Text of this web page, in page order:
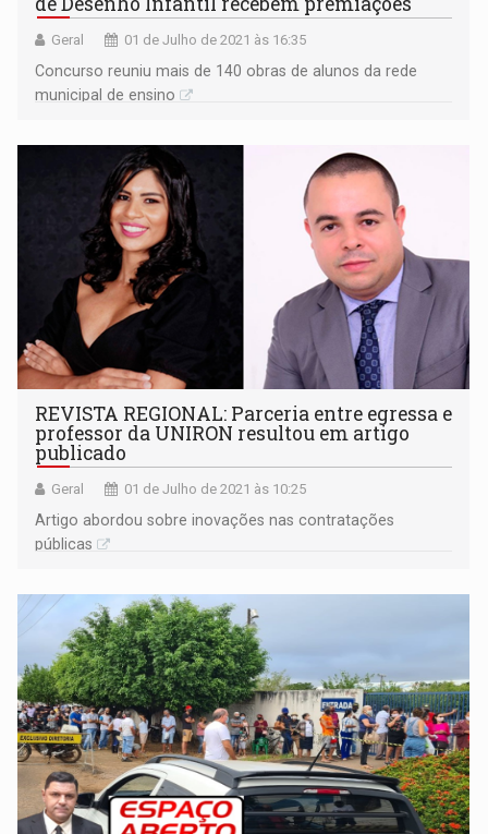
Geral 01 de Julho de 2021 às 16:35
Concurso reuniu mais de 140 obras de alunos da rede
municipal de ensino
REVISTA REGIONAL: Parceria entre egressa e
professor da UNIRON resultou em artigo
publicado
Geral 01 de Julho de 2021 às 10:25
Artigo abordou sobre inovações nas contratações
públicas